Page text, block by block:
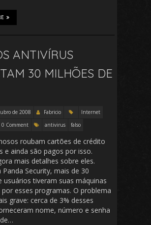
ANTIVÍRUS
30 MILHÕES DE
de 2008 Fabricio
Internet
0 Comment antivirus falso
roubam cartões de crédito
e ainda são pagos por isso.
mais detalhes sobre eles.
Panda Security, mais de 30
usuários tiveram suas máquinas
esses programas. O problema
grave: cerca de 3% desses
nome, número e senha